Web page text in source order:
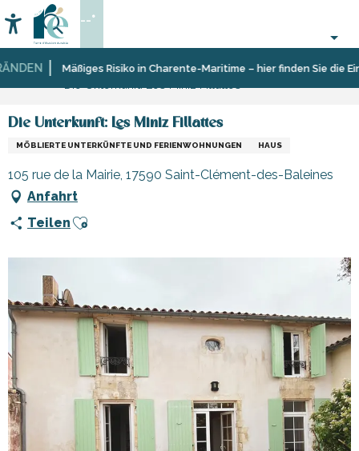
au
contenu
principal
Mäßiges Risiko in Charente-Maritime – hier finden Sie die
Accessibilité
Suche
--°
Startseite AufenthaltUnterkünfteFerienunterkünfte
Die Unterkunft: Les Miniz Fillattes
MÖBLIERTE UNTERKÜNFTE UND FERIENWOHNUNGEN HAUS
105 rue de la Mairie, 17590 Saint-Clément-des-Baleines
Anfahrt
Teilen Ajouter aux favoris